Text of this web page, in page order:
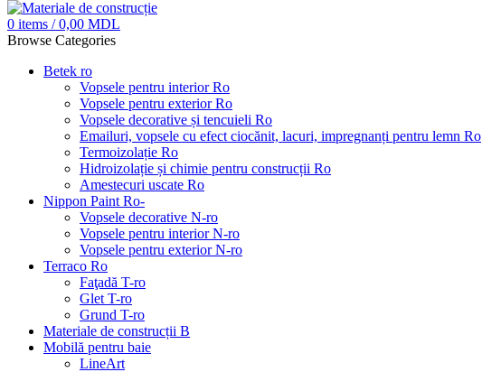
0 items / 0,00 MDL
Browse Categories
Betek ro
Vopsele pentru interior Ro
Vopsele pentru exterior Ro
Vopsele decorative și tencuieli Ro
Emailuri, vopsele cu efect ciocănit, lacuri, impregnanți pentru lemn Ro
Termoizolație Ro
Hidroizolație și chimie pentru construcții Ro
Amestecuri uscate Ro
Nippon Paint Ro-
Vopsele decorative N-ro
Vopsele pentru interior N-ro
Vopsele pentru exterior N-ro
Terraco Ro
Faţadă T-ro
Glet T-ro
Grund T-ro
Materiale de construcții B
Mobilă pentru baie
LineArt